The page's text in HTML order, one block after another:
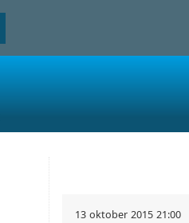
13 oktober 2015 21:00